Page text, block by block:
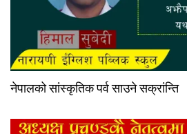
नेपालको सांस्कृतिक पर्व साउने सक्रांन्ति